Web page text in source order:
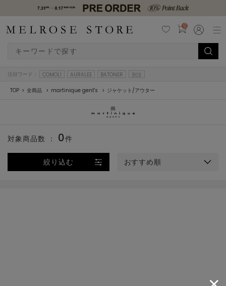
0
注目ワード： COMOLI AURALEE BATONER 別注
TOP 全商品 martinique gent's ジャケット/アウター
絞り込む おすすめ順
対象商品数 ： 0件